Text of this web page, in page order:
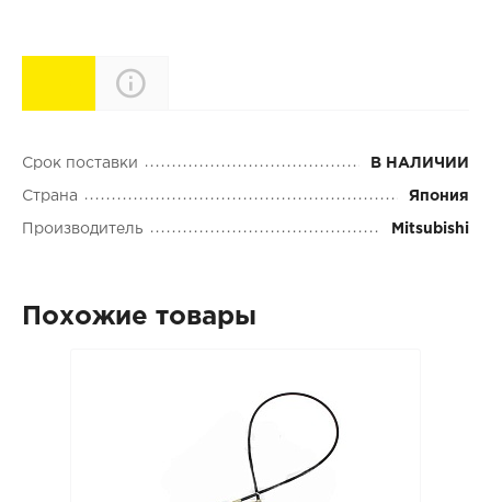
Характеристики
Срок поставки В НАЛИЧИИ
Страна Япония
Производитель Mitsubishi
Похожие товары